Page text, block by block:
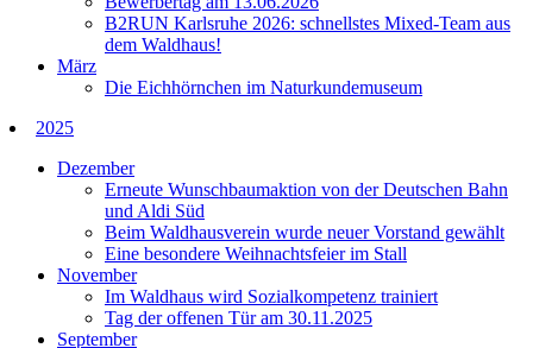
B2RUN Karlsruhe 2026: schnellstes Mixed-Team aus
dem Waldhaus!
März
Die Eichhörnchen im Naturkundemuseum
2025
Dezember
Erneute Wunschbaumaktion von der Deutschen Bahn
und Aldi Süd
Beim Waldhausverein wurde neuer Vorstand gewählt
Eine besondere Weihnachtsfeier im Stall
November
Im Waldhaus wird Sozialkompetenz trainiert
Tag der offenen Tür am 30.11.2025
September